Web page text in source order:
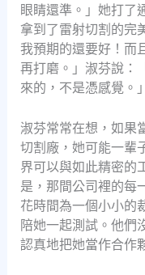
眼睛還準。」她打了
拿到了雷射切割的完
我預期的還要好！而
再打磨。」淑芬說：
來的，不是憑感覺。」
淑芬常常在想，如果
切割廠，她可能一輩
界可以與如此精密的
是，那間公司裡的每
花時間為一個小小的
陪她一起測試。他們
認真地把她當作合作